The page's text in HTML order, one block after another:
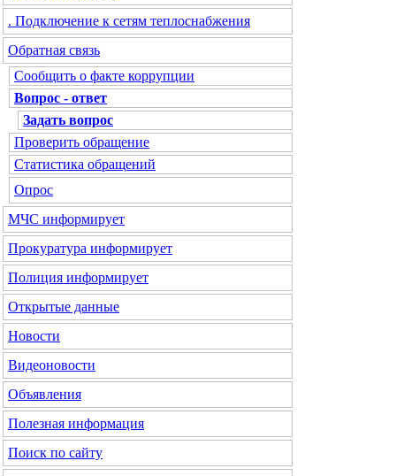
. Подключение к сетям теплоснабжения
Обратная связь
Сообщить о факте коррупции
Вопрос - ответ
Задать вопрос
Проверить обращение
Статистика обращений
Опрос
МЧС информирует
Прокуратура информирует
Полиция информирует
Открытые данные
Новости
Видеоновости
Объявления
Полезная информация
Поиск по сайту